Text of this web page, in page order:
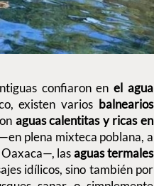
confiaron enel agua
existen varios balnearios
aguas calentitas y ricas en
plena mixteca poblana, a
Oaxaca—, lasaguas termales
idílicos, sino también por